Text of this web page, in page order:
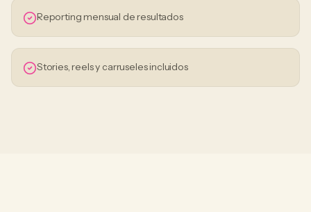
Reporting mensual de resultados
Stories, reels y carruseles incluidos